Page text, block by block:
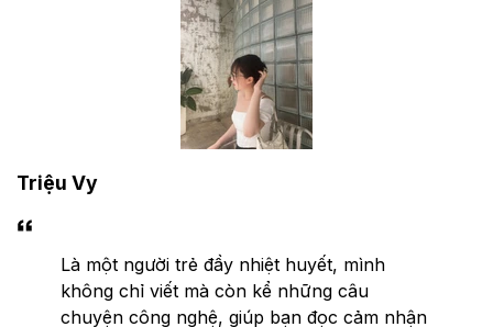
Triệu Vy
Là một người trẻ đầy nhiệt huyết, mình
không chỉ viết mà còn kể những câu
chuyện công nghệ, giúp bạn đọc cảm nhận